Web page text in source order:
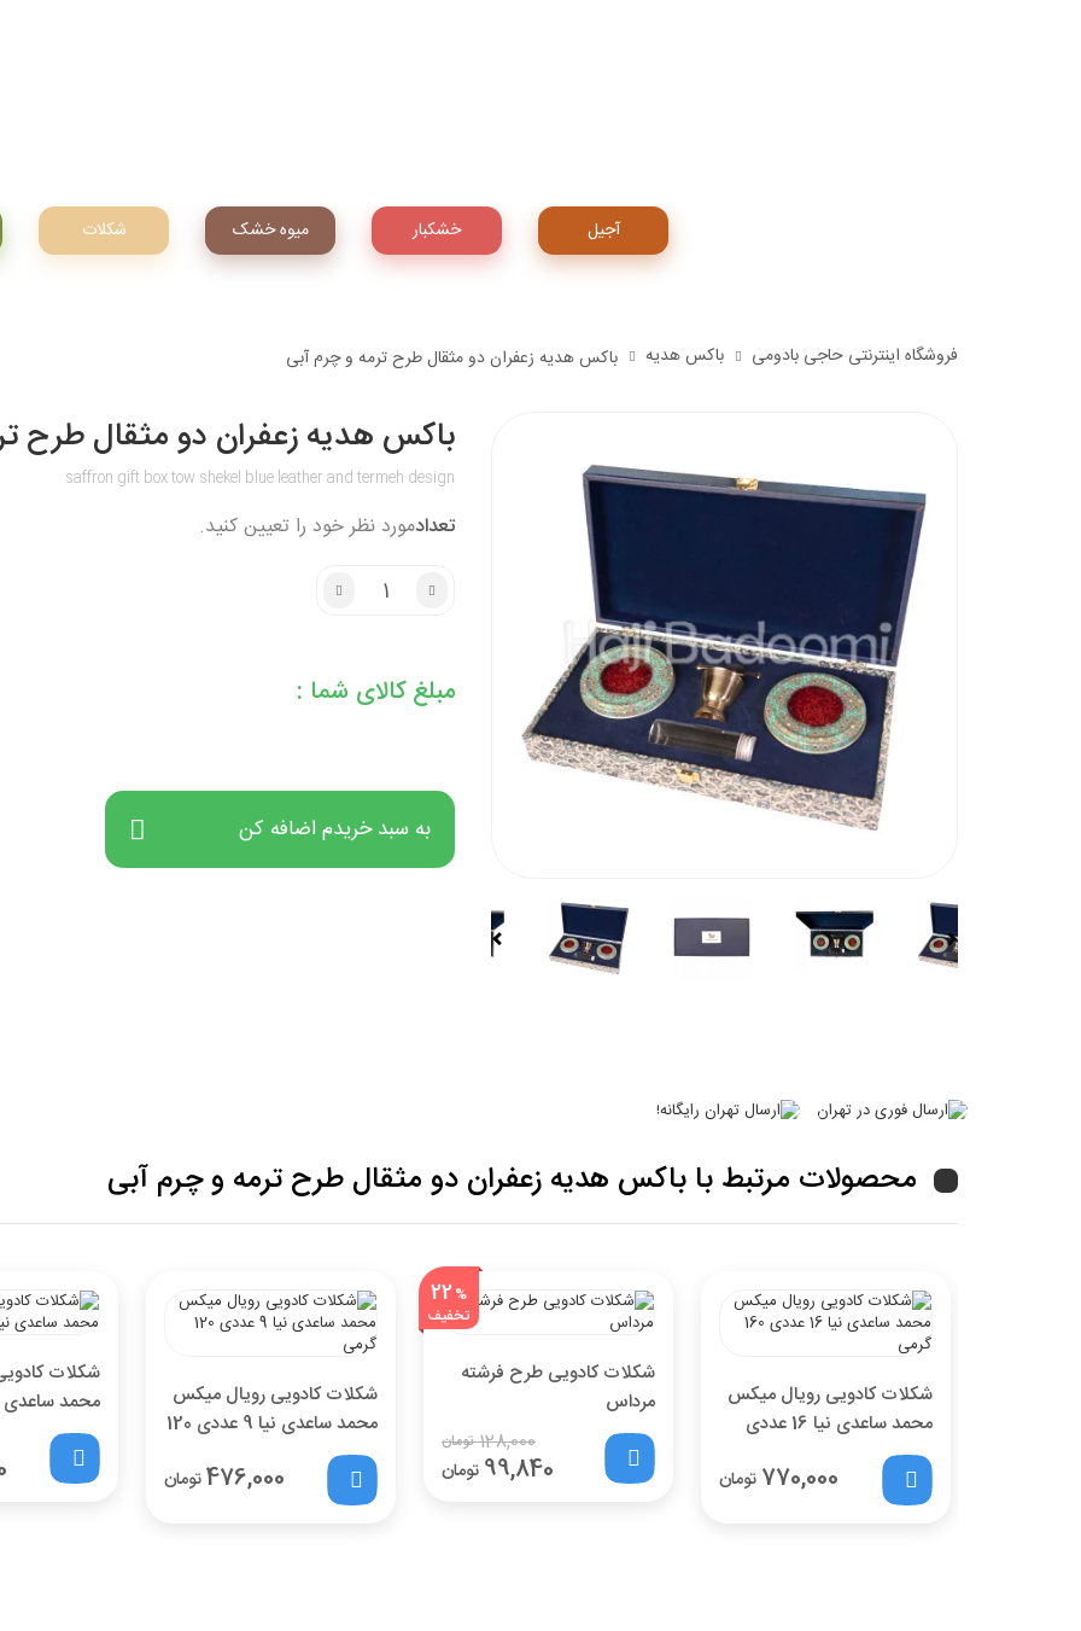
آجیل خشکبار میوه‌ خشک شکلات
فروشگاه اینترنتی حاجی بادومی باکس هدیه باکس هدیه زعفران دو مثقال طرح ترمه و چرم آبی
باکس هدیه زعفران دو مثقال طرح
saffron gift box tow shekel blue leather and termeh design
تعدادمورد نظر خود را تعیین کنید.
مبلغ کالای شما :
به سبد خریدم اضافه کن
محصولات مرتبط با باکس هدیه زعفران دو مثقال طرح ترمه و چرم آبی
شکلات کادویی رویال میکس
محمد ساعدی نیا 16 عددی
160 گرمی
770,000 تومان
شکلات کادویی طرح فرشته
مرداس
128,000 تومان
99,840 تومان
%
22
تخفیف
شکلات کادویی رویال میکس
محمد ساعدی نیا 9 عددی 120
گرمی
476,000تومان
شکلات
محمد ساعدی نیا 80
تخفیف خرید نقدی
درگاه پرداخت حاجی بادومی از
بگیرید.
قیمت جدید کالا 4,834,000 تومان